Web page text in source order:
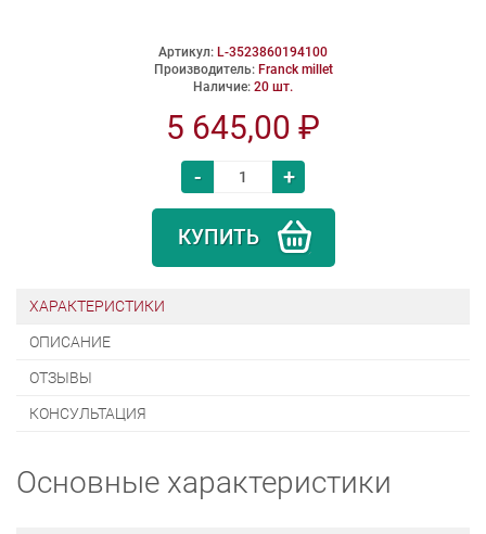
Артикул: L-3523860194100
Производитель: Franck millet
Наличие: 20 шт.
5 645,00 ₽
- +
КУПИТЬ
ХАРАКТЕРИСТИКИ
ОПИСАНИЕ
ОТЗЫВЫ
КОНСУЛЬТАЦИЯ
Основные характеристики